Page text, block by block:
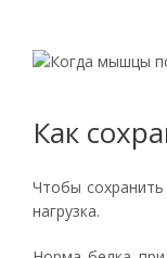
Как
Чтобы
нагрузка.